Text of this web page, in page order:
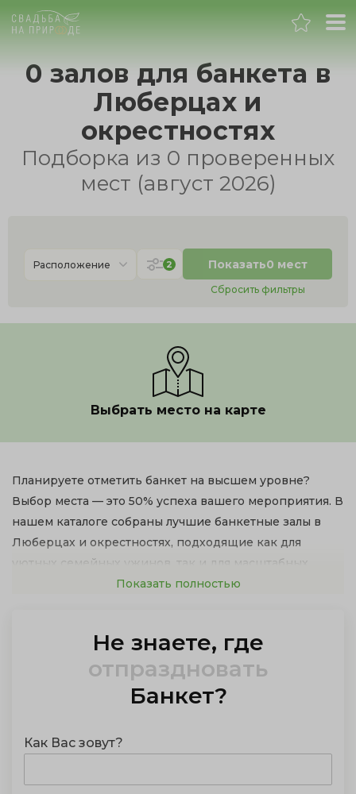
Москва
День рождения
Новогодний корпоратив
0 залов для банкета в
Люберцах и
окрестностях
Подборка из 0 проверенных
мест (август 2026)
Расположение 2 Показать0 мест
Сбросить фильтры
Выбрать место на карте
Планируете отметить банкет на высшем уровне?
Выбор места — это 50% успеха вашего мероприятия. В
нашем каталоге собраны лучшие банкетные залы в
Люберцах и окрестностях, подходящие как для
уютных семейных ужинов, так и для масштабных
корпоративов или пышных свадеб.
Показать полностью
Не знаете, где
организовать
Банкет?
Как Вас зовут?